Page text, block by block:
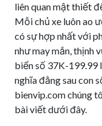
liên quan mật thiết
Mỗi chủ xe luôn ao
có sự hợp nhất với
như may mắn, thịnh
biển số 37K-199.99
nghĩa đằng sau con
bienvip.com chúng
bài viết dưới đây.